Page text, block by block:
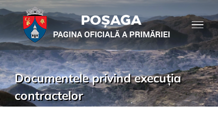
Documentele privind execuția
contractelor